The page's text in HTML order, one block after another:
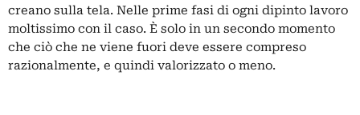
creano sulla tela. Nelle prime fasi di ogni dipinto lavoro
moltissimo con il caso. È solo in un secondo momento
che ciò che ne viene fuori deve essere compreso
razionalmente, e quindi valorizzato o meno.